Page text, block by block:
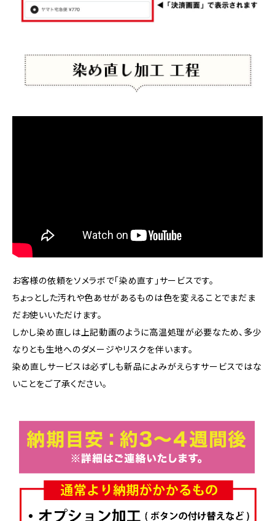
お客様の依頼をソメラボで「染め直す」サービスです。
ちょっとした汚れや色あせがあるものは色を変えることでまだま
だお使いいただけます。
しかし染め直しは上記動画のように高温処理が必要なため、多少
なりとも生地へのダメージやリスクを伴います。
染め直しサービスは必ずしも新品によみがえらすサービスではな
いことをご了承ください。